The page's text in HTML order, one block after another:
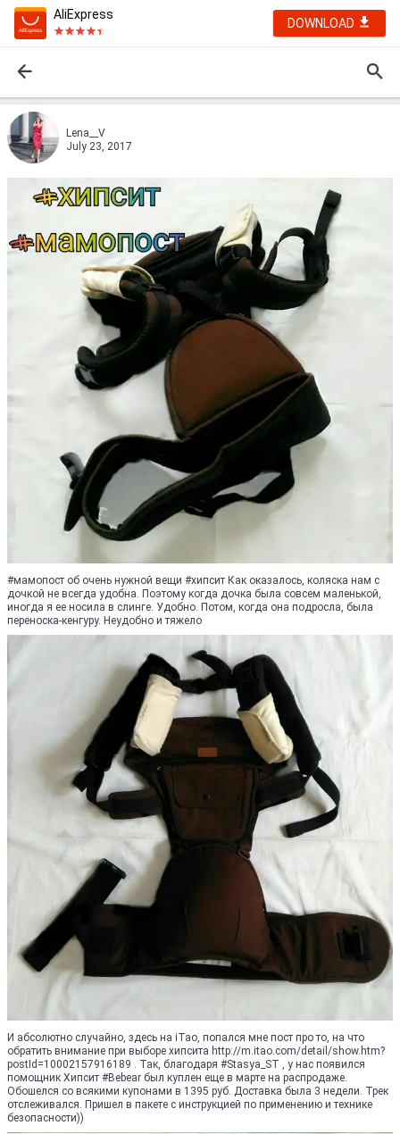
AliExpress
DOWNLOAD
Lena__V
July 23, 2017
#мамопост об очень нужной вещи #хипсит Как оказалось, коляска нам с
дочкой не всегда удобна. Поэтому когда дочка была совсем маленькой,
иногда я ее носила в слинге. Удобно. Потом, когда она подросла, была
переноска-кенгуру. Неудобно и тяжело
И абсолютно случайно, здесь на iTao, попался мне пост про то, на что
обратить внимание при выборе хипсита http://m.itao.com/detail/show.htm?
postId=10002157916189 . Так, благодаря #Stasya_ST , у нас появился
помощник Хипсит #Bebear был куплен еще в марте на распродаже.
Обошелся со всякими купонами в 1395 руб. Доставка была 3 недели. Трек
отслеживался. Пришел в пакете с инструкцией по применению и технике
безопасности))